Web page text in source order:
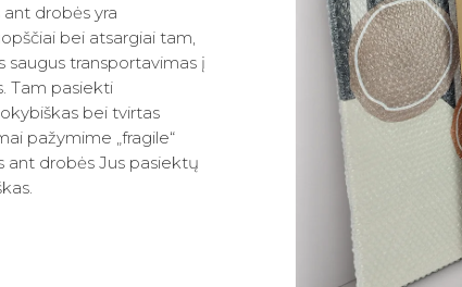
drobės yra
bei atsargiai tam,
transportavimas į
Tam pasiekti
bei tvirtas
pažymime „fragile“
ant drobės Jus pasiektų